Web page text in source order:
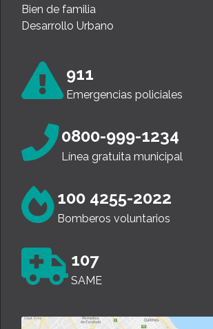
Bien de familia
Desarrollo Urbano
911
Emergencias policiales
0800-999-1234
Línea gratuita municipal
100 4255-2022
Bomberos voluntarios
107
SAME